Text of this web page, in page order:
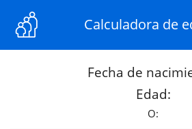
Calculadora de
Fecha de
Edad:
O: